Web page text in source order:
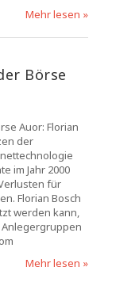
Mehr lesen »
Börse
Auor: Florian
der
im Jahr 2000
für
Florian Bosch
werden kann,
Mehr lesen »